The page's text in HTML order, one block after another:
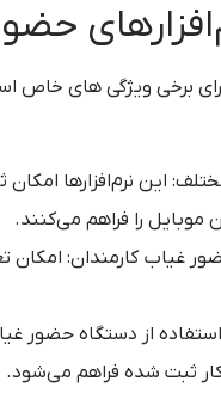
برخی ویژگی های خاص
این نرم‌افزارها
را فراهم می‌کنند.
غیاب کارمندان: امکان
از دستگاه حضور
ثبت شده فراهم می‌شود.